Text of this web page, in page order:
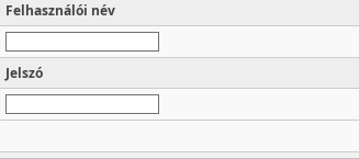
Felhasználói név
Jelszó